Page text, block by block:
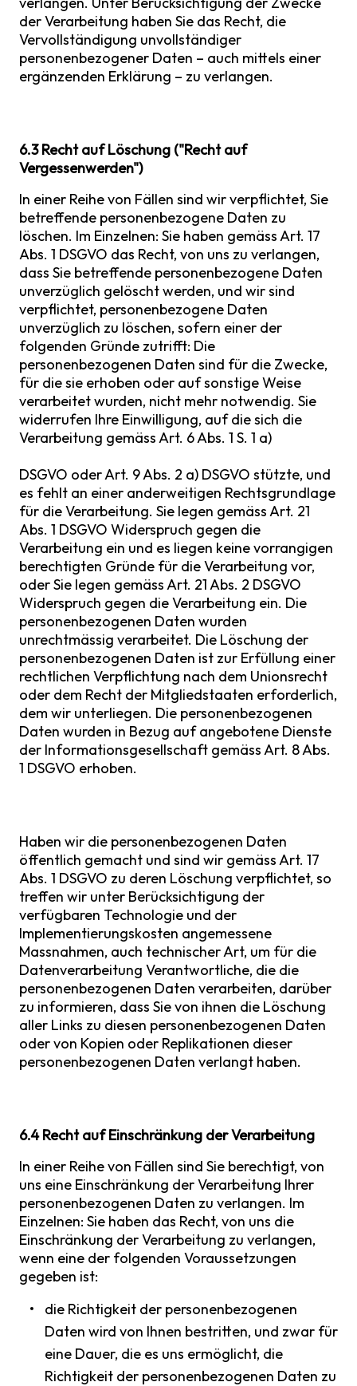
der Verarbeitung haben Sie das Recht, die
Vervollständigung unvollständiger
personenbezogener Daten – auch mittels einer
ergänzenden Erklärung – zu verlangen.
6.3 Recht auf Löschung ("Recht auf
Vergessenwerden")
In einer Reihe von Fällen sind wir verpflichtet, Sie
betreffende personenbezogene Daten zu
löschen. Im Einzelnen: Sie haben gemäss Art. 17
Abs. 1 DSGVO das Recht, von uns zu verlangen,
dass Sie betreffende personenbezogene Daten
unverzüglich gelöscht werden, und wir sind
verpflichtet, personenbezogene Daten
unverzüglich zu löschen, sofern einer der
folgenden Gründe zutrifft: Die
personenbezogenen Daten sind für die Zwecke,
für die sie erhoben oder auf sonstige Weise
verarbeitet wurden, nicht mehr notwendig. Sie
widerrufen Ihre Einwilligung, auf die sich die
Verarbeitung gemäss Art. 6 Abs. 1 S. 1 a)
DSGVO oder Art. 9 Abs. 2 a) DSGVO stützte, und
es fehlt an einer anderweitigen Rechtsgrundlage
für die Verarbeitung. Sie legen gemäss Art. 21
Abs. 1 DSGVO Widerspruch gegen die
Verarbeitung ein und es liegen keine vorrangigen
berechtigten Gründe für die Verarbeitung vor,
oder Sie legen gemäss Art. 21 Abs. 2 DSGVO
Widerspruch gegen die Verarbeitung ein. Die
personenbezogenen Daten wurden
unrechtmässig verarbeitet. Die Löschung der
personenbezogenen Daten ist zur Erfüllung einer
rechtlichen Verpflichtung nach dem Unionsrecht
oder dem Recht der Mitgliedstaaten erforderlich,
dem wir unterliegen. Die personenbezogenen
Daten wurden in Bezug auf angebotene Dienste
der Informationsgesellschaft gemäss Art. 8 Abs.
1 DSGVO erhoben.
Haben wir die personenbezogenen Daten
öffentlich gemacht und sind wir gemäss Art. 17
Abs. 1 DSGVO zu deren Löschung verpflichtet, so
treffen wir unter Berücksichtigung der
verfügbaren Technologie und der
Implementierungskosten angemessene
Massnahmen, auch technischer Art, um für die
Datenverarbeitung Verantwortliche, die die
personenbezogenen Daten verarbeiten, darüber
zu informieren, dass Sie von ihnen die Löschung
aller Links zu diesen personenbezogenen Daten
oder von Kopien oder Replikationen dieser
personenbezogenen Daten verlangt haben.
6.4 Recht auf Einschränkung der Verarbeitung
In einer Reihe von Fällen sind Sie berechtigt, von
uns eine Einschränkung der Verarbeitung Ihrer
personenbezogenen Daten zu verlangen. Im
Einzelnen: Sie haben das Recht, von uns die
Einschränkung der Verarbeitung zu verlangen,
wenn eine der folgenden Voraussetzungen
gegeben ist:
die Richtigkeit der personenbezogenen
Daten wird von Ihnen bestritten, und zwar für
eine Dauer, die es uns ermöglicht, die
Richtigkeit der personenbezogenen Daten zu